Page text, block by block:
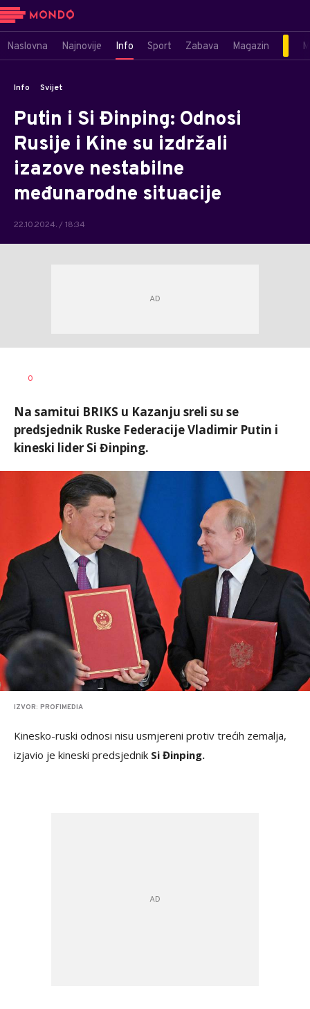
Naslovna Najnovije Info Sport Zabava Magazin
Info Svijet
Putin i Si Đinping: Odnosi
Rusije i Kine su izdržali
izazove nestabilne
međunarodne situacije
22.10.2024. / 18:34
AUTOR
0
Na samitui BRIKS u Kazanju sreli su se
predsjednik Ruske Federacije Vladimir Putin i
kineski lider Si Đinping.
IZVOR: PROFIMEDIA
Kinesko-ruski odnosi nisu usmjereni protiv trećih zemalja,
izjavio je kineski predsjednik Si Đinping.